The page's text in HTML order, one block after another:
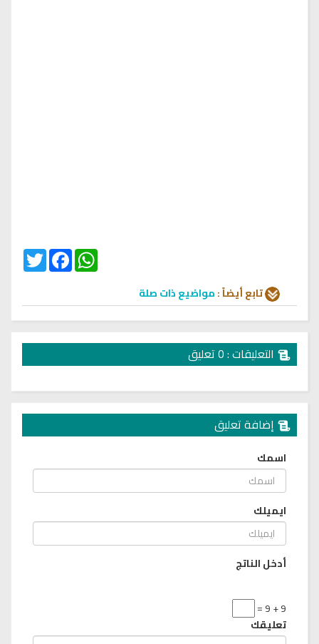
Twitter
FacebookWhatsApp
تابع أيضاً :مواضيع ذات صلة
التعليقات : 0 تعليق
إضافة تعليق
اسمك
ايميلك
أدخل الناتج
9 + 9 =
تعليقك